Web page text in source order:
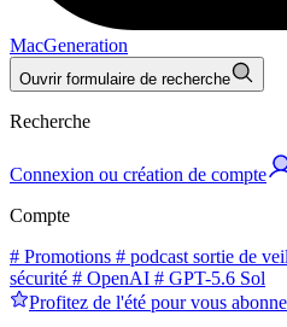
MacGeneration
Ouvrir formulaire de recherche
Recherche
Connexion ou création de compte
Compte
# Promotions # podcast sortie de
sécurité # OpenAI # GPT-5.6 Sol
Profitez de l'été pour vous